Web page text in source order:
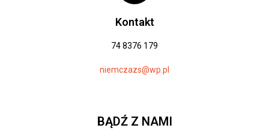
Kontakt
74 8376 179
niemczazs@wp.pl
BĄDŹ Z NAMI